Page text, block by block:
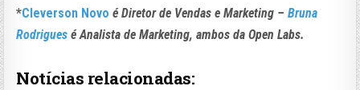
*Cleverson Novo é Diretor de Vendas e Marketing –Bruna
Rodrigues é Analista de Marketing, ambos da Open Labs.
Notícias relacionadas: